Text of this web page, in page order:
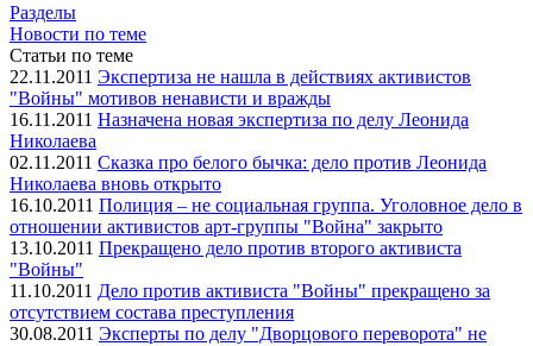
Разделы
Новости по теме
Статьи по теме
22.11.2011 Экспертиза не нашла в действиях активистов
"Войны" мотивов ненависти и вражды
16.11.2011 Назначена новая экспертиза по делу Леонида
Николаева
02.11.2011 Сказка про белого бычка: дело против Леонида
Николаева вновь открыто
16.10.2011 Полиция – не социальная группа. Уголовное дело в
отношении активистов арт-группы "Война" закрыто
13.10.2011 Прекращено дело против второго активиста
"Войны"
11.10.2011 Дело против активиста "Войны" прекращено за
отсутствием состава преступления
30.08.2011 Эксперты по делу "Дворцового переворота" не